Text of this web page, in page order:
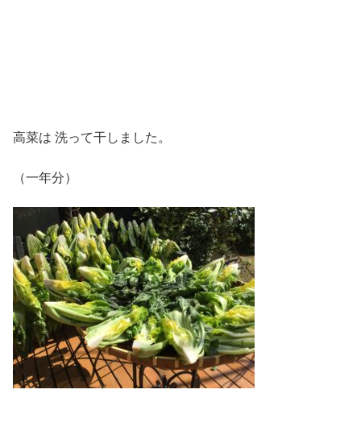
高菜は 洗って干しました。
（一年分）